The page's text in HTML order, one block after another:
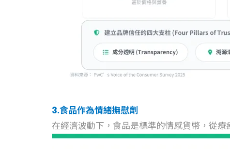
3.食品作為情緒撫慰劑
在經濟波動下，食品是標準的情感貨幣，從